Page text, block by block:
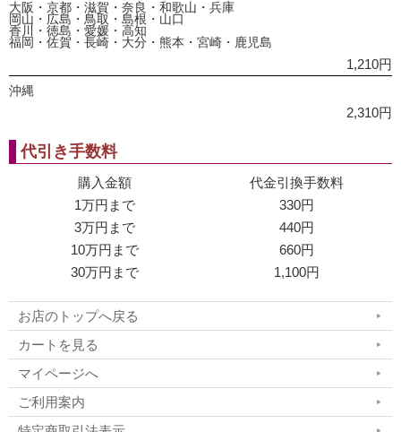
大阪・京都・滋賀・奈良・和歌山・兵庫
岡山・広島・鳥取・島根・山口
香川・徳島・愛媛・高知
福岡・佐賀・長崎・大分・熊本・宮崎・鹿児島
1,210円
沖縄
2,310円
代引き手数料
購入金額
代金引換手数料
1万円まで
330円
3万円まで
440円
10万円まで
660円
30万円まで
1,100円
お店のトップへ戻る
カートを見る
マイページへ
ご利用案内